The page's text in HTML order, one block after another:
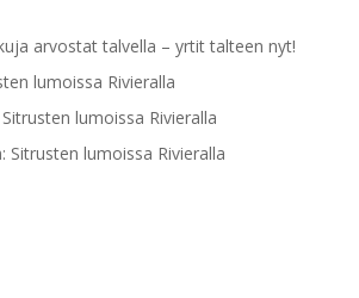
arvostat talvella – yrtit talteen nyt!
lumoissa Rivieralla
Sitrusten lumoissa Rivieralla
: Sitrusten lumoissa Rivieralla